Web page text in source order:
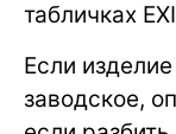
табличках
Если
заводское,